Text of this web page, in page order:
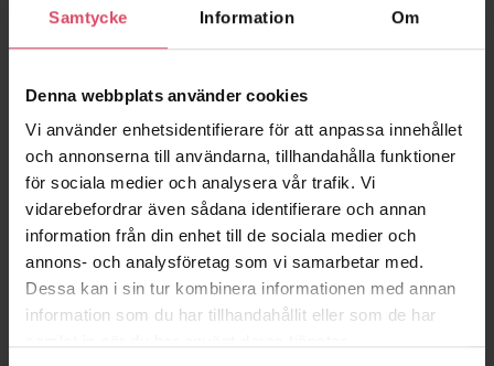
Samtycke Information Om
Denna webbplats använder cookies
Vi använder enhetsidentifierare för att anpassa innehållet
och annonserna till användarna, tillhandahålla funktioner
för sociala medier och analysera vår trafik. Vi
vidarebefordrar även sådana identifierare och annan
information från din enhet till de sociala medier och
annons- och analysföretag som vi samarbetar med.
Dessa kan i sin tur kombinera informationen med annan
information som du har tillhandahållit eller som de har
Villa Lundgren